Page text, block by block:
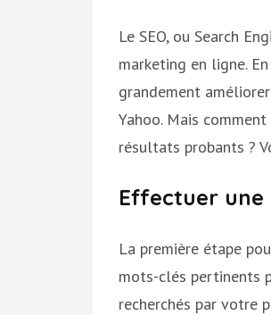
Le SEO, ou Search
marketing en ligne.
grandement
Yahoo. Mais
résultats probants ?
Effectuer une
La première étape
mots-clés pertinents
recherchés par votre